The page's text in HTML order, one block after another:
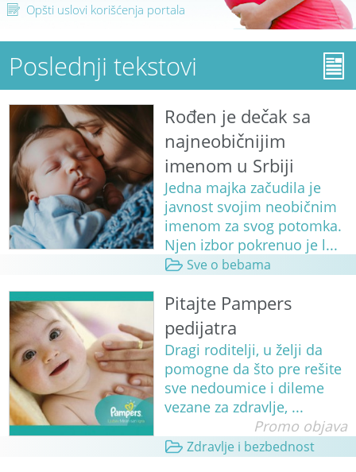
Opšti uslovi korišćenja portala
Poslednji tekstovi
Rođen je dečak sa
najneobičnijim
imenom u Srbiji
Jedna majka začudila je
javnost svojim neobičnim
imenom za svog potomka.
Njen izbor pokrenuo je l...
Sve o bebama
Pitajte Pampers
pedijatra
Dragi roditelji, u želji da
pomogne da što pre rešite
sve nedoumice i dileme
vezane za zdravlje, ...
Promo objava
Zdravlje i bezbednost